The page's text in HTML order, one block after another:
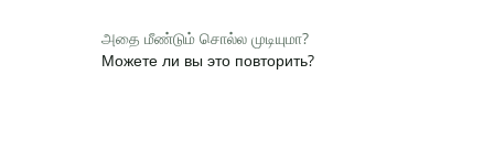
அதை மீண்டும் சொல்ல முடியுமா?
Можете ли вы это повторить?